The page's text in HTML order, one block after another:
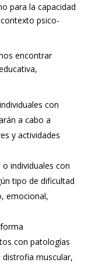
para la capacidad
psico-
encontrar
con
a cabo a
y actividades
individuales con
tipo de dificultad
emocional,
con patologías
muscular,